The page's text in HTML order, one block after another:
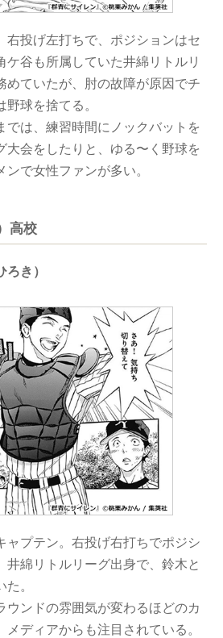
右投げ左打ちで、ポジションはセ
ケ谷も所属していた井綿リトルリ
めていたが、肘の故障が原因でチ
球を捨てる。
では、練習時間にノックバットを
大会をしたりと、ゆる〜く野球を
で女性ファンが多い。
高校
き）
ャプテン。右投げ右打ちでポジシ
井綿リトルリーグ出身で、鈴木と
。
ウンドの雰囲気が変わるほどのカ
メディアからも注目されている。